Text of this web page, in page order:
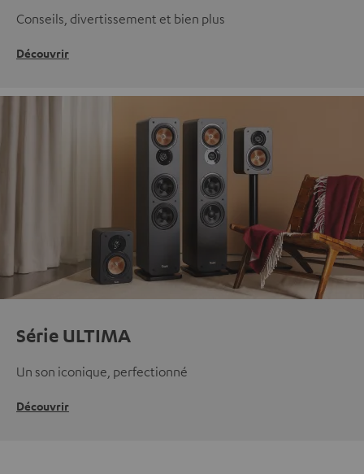
Conseils, divertissement et bien plus
Découvrir
Série ULTIMA
Un son iconique, perfectionné
Découvrir